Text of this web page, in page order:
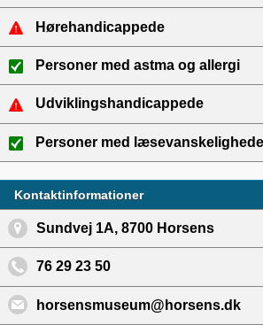
Hørehandicappede
Personer med astma og allergi
Udviklingshandicappede
Personer med
Kontaktinformationer
Sundvej 1A, 8700 Horsens
76 29 23 50
horsensmuseum@horsens.dk